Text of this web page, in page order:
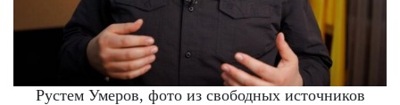
Рустем Умеров, фото из свободных источников